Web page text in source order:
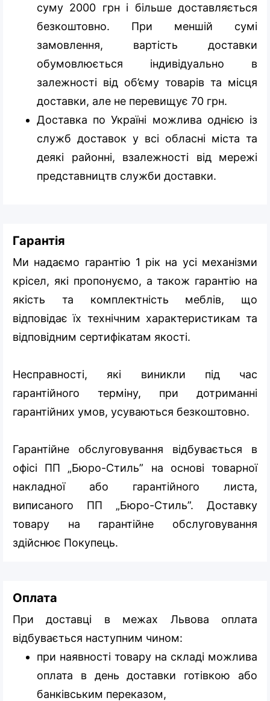
суму 2000 грн і більше доставляється
безкоштовно. При меншій сумі
замовлення, вартість доставки
обумовлюється індивідуально в
залежності від об’єму товарів та місця
доставки, але не перевищує 70 грн.
Доставка по Україні можлива однією із
служб доставок у всі обласні міста та
деякі районні, взалежності від мережі
представництв служби доставки.
Гарантія
Ми надаємо гарантію 1 рік на усі механізми
крісел, які пропонуємо, а також гарантію на
якість та комплектність меблів, що
відповідає їх технічним характеристикам та
відповідним сертифікатам якості.
Несправності, які виникли під час
гарантійного терміну, при дотриманні
гарантійних умов, усуваються безкоштовно.
Гарантійне обслуговування відбувається в
офісі ПП „Бюро-Стиль” на основі товарної
накладної або гарантійного листа,
виписаного ПП „Бюро-Стиль”. Доставку
товару на гарантійне обслуговування
здійснює Покупець.
Оплата
При доставці в межах Львова оплата
відбувається наступним чином:
при наявності товару на складі можлива
оплата в день доставки готівкою або
банківським переказом,